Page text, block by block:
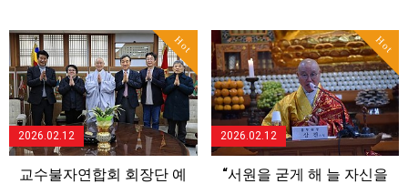
Hot
2026.02.12
교수불자연합회 회장단 예
Hot
2026.02.12
“서원을 굳게 해 늘 자신을